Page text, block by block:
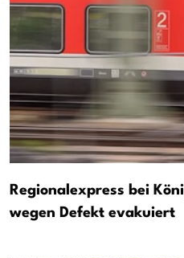
Regionalexpress bei
wegen Defekt evakuiert